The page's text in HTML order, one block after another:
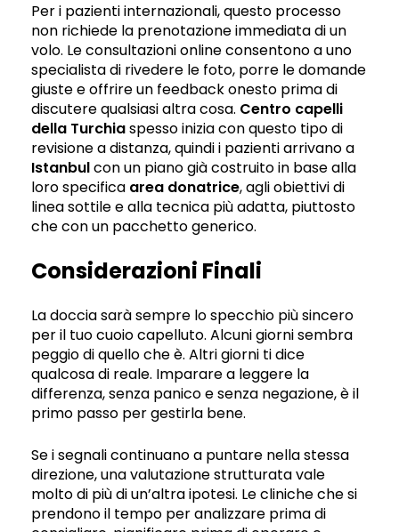
Per i pazienti internazionali, questo processo
non richiede la prenotazione immediata di un
volo. Le consultazioni online consentono a uno
specialista di rivedere le foto, porre le domande
giuste e offrire un feedback onesto prima di
discutere qualsiasi altra cosa. Centro capelli
della Turchiaspesso inizia con questo tipo di
revisione a distanza, quindi i pazienti arrivano a
Istanbulcon un piano già costruito in base alla
loro specifica area donatrice, agli obiettivi di
linea sottile e alla tecnica più adatta, piuttosto
che con un pacchetto generico.
Considerazioni Finali
La doccia sarà sempre lo specchio più sincero
per il tuo cuoio capelluto. Alcuni giorni sembra
peggio di quello che è. Altri giorni ti dice
qualcosa di reale. Imparare a leggere la
differenza, senza panico e senza negazione, è il
primo passo per gestirla bene.
Se i segnali continuano a puntare nella stessa
direzione, una valutazione strutturata vale
molto di più di un’altra ipotesi. Le cliniche che si
prendono il tempo per analizzare prima di